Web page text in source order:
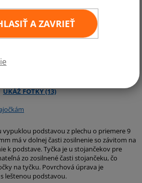
A ZAVRIEŤ
podstavou z plechu o priemere 9
má v dolnej časti zosilnenie so závitom na
k podstave. Tyčka je u stojančekov pre
zo zosilnené časti stojančeku, čo
na tyčku. Povrchová úprava je
leštenou podstavou.